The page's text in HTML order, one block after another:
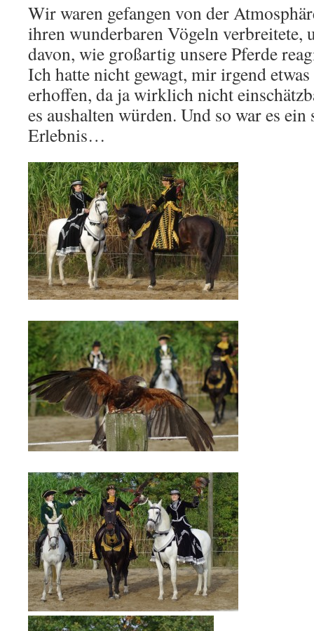
Wir waren gefangen von der
ihren wunderbaren Vögeln verbreitete,
davon, wie großartig unsere Pferde
Ich hatte nicht gewagt, mir irgend
erhoffen, da ja wirklich nicht
es aushalten würden. Und so war es ein
Erlebnis…